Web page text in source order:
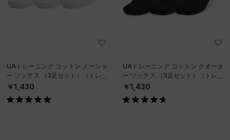
UAトレーニング コットン ノーショ
ー ソックス （3足セット）（トレー
ニング/UNISEX）
￥1,430
UAトレーニング コットン クオータ
ー ソックス （3足セット）（トレー
ニング/UNISEX）
￥1,430